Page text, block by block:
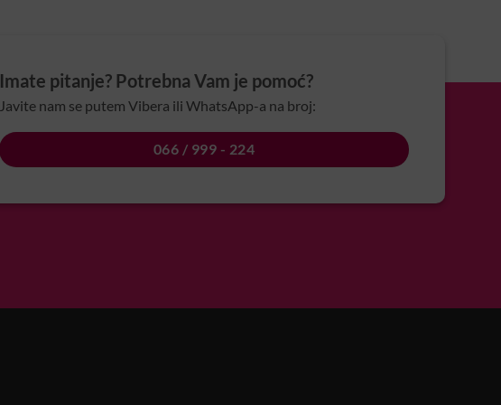
Imate pitanje? Potrebna Vam je pomoć?
Javite nam se putem Vibera ili WhatsApp-a na broj:
066 / 999 - 224